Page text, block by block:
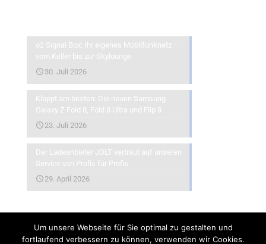
o2 Signal Box: Ihr eigenes Mobilfunknetz –
vom Keller bis zur Skylounge
30. Juli 2026
Klappt am besten: Die neuen Samsung
Galaxy Z Fold 8, Fold 8 Ultra und Flip 8
23. Juli 2026
Der Ladeanbieter JOLT vertraut auf unseren
Service von Profis für Profis
29. April 2026
Um unsere Webseite für Sie optimal zu gestalten und
fortlaufend verbessern zu können, verwenden wir Cookies.